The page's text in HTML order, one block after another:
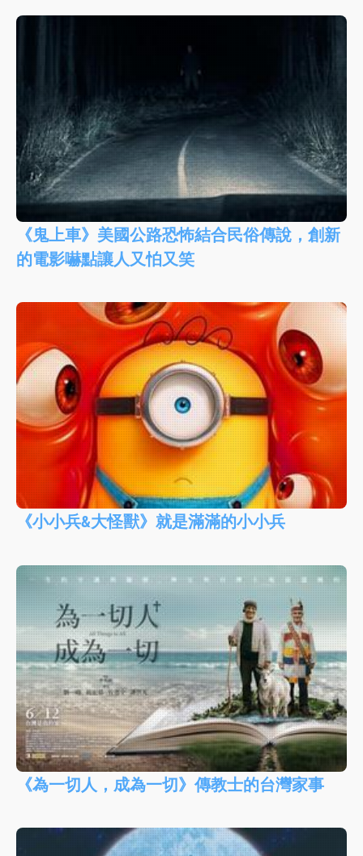
《鬼上車》美國公路恐怖結合民俗傳說，創新
的電影嚇點讓人又怕又笑
《小小兵&大怪獸》就是滿滿的小小兵
《為一切人，成為一切》傳教士的台灣家事